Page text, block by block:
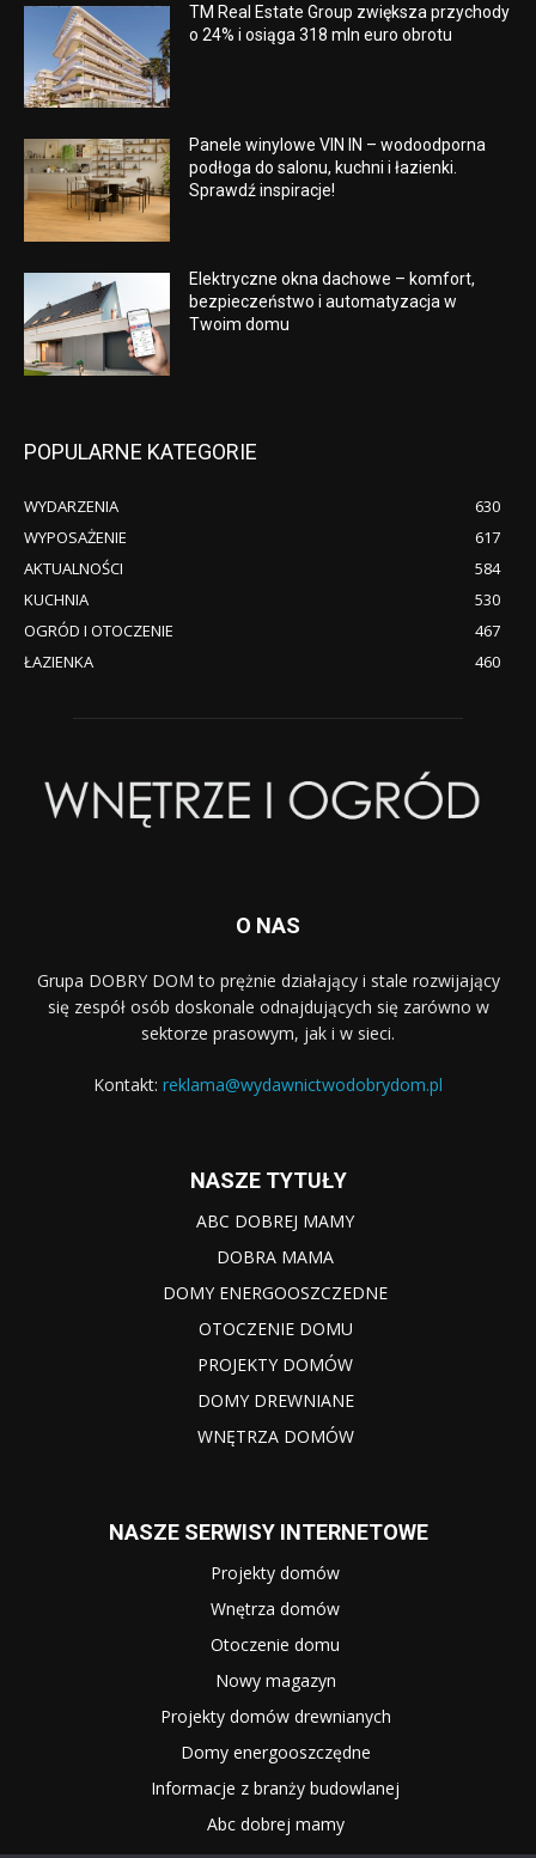
TM Real Estate Group zwiększa przychody
o 24% i osiąga 318 mln euro obrotu
Panele winylowe VIN IN – wodoodporna
podłoga do salonu, kuchni i łazienki.
Sprawdź inspiracje!
Elektryczne okna dachowe – komfort,
bezpieczeństwo i automatyzacja w
Twoim domu
POPULARNE KATEGORIE
WYDARZENIA
630
WYPOSAŻENIE
617
AKTUALNOŚCI
584
KUCHNIA
530
OGRÓD I OTOCZENIE
467
ŁAZIENKA
460
O NAS
Grupa DOBRY DOM to prężnie działający i stale rozwijający
się zespół osób doskonale odnajdujących się zarówno w
sektorze prasowym, jak i w sieci.
Kontakt: reklama@wydawnictwodobrydom.pl
NASZE TYTUŁY
ABC DOBREJ MAMY
DOBRA MAMA
DOMY ENERGOOSZCZEDNE
OTOCZENIE DOMU
PROJEKTY DOMÓW
DOMY DREWNIANE
WNĘTRZA DOMÓW
NASZE SERWISY INTERNETOWE
Projekty domów
Wnętrza domów
Otoczenie domu
Nowy magazyn
Projekty domów drewnianych
Domy energooszczędne
Informacje z branży budowlanej
Abc dobrej mamy